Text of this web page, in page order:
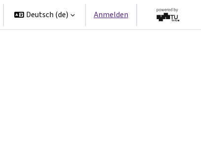
Deutsch ‎(de)‎ Anmelden